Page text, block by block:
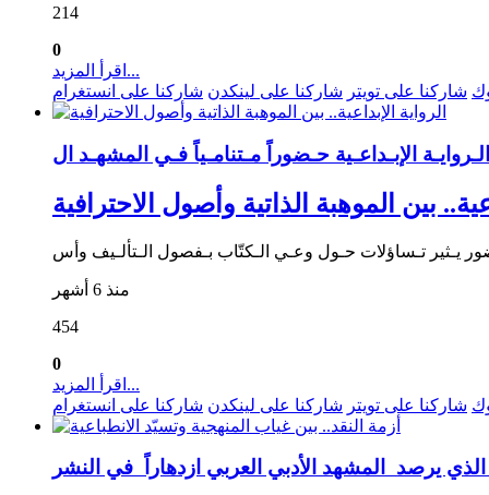
214
0
اقرأ المزيد...
شاركنا على تويتر شاركنا على لينكدن شاركنا على انستغرام
بين الموهبة الذاتية وأصول الاحترافية
منذ 6 أشهر
454
0
اقرأ المزيد...
شاركنا على تويتر شاركنا على لينكدن شاركنا على انستغرام